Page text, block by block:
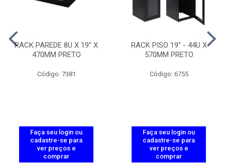
RACK PAREDE 8U X 19” X
470MM PRETO
Código: 7381
Faça seu login ou
cadastre-se para
ver preços e
comprar
RACK PISO 19” - 44U X
570MM PRETO
Código: 6755
Faça seu login ou
cadastre-se para
ver preços e
comprar